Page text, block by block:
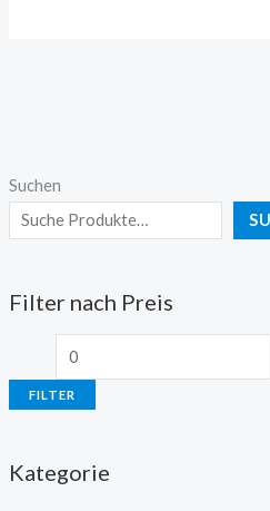
Suchen
Filter nach Preis
FILTER
Kategorie